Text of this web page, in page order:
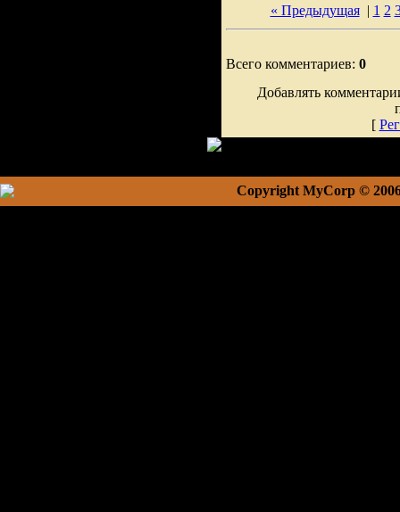
« Предыдущая| 1 2
Всего комментариев: 0
Добавлять
[
Copyright MyCorp ©